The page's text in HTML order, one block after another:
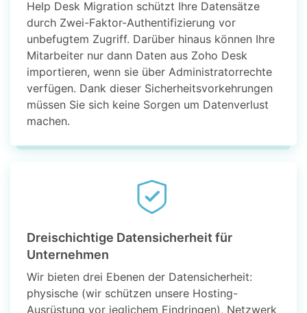
Help Desk Migration schützt Ihre Datensätze
durch Zwei-Faktor-Authentifizierung vor
unbefugtem Zugriff. Darüber hinaus können Ihre
Mitarbeiter nur dann Daten aus Zoho Desk
importieren, wenn sie über Administratorrechte
verfügen. Dank dieser Sicherheitsvorkehrungen
müssen Sie sich keine Sorgen um Datenverlust
machen.
Dreischichtige Datensicherheit für
Unternehmen
Wir bieten drei Ebenen der Datensicherheit:
physische (wir schützen unsere Hosting-
Ausrüstung vor jeglichem Eindringen), Netzwerk